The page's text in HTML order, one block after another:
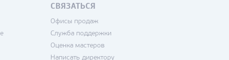
СВЯЗАТЬСЯ
Офисы продаж
Служба поддержки
Оценка мастеров
Написать директору